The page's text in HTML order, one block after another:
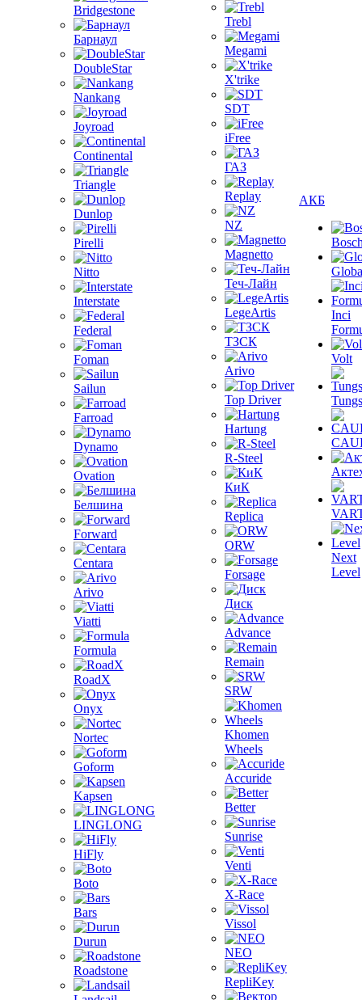
Bridgestone
Барнаул
DoubleStar
Nankang
Joyroad
Continental
Triangle
Dunlop
Pirelli
Nitto
Interstate
Federal
Foman
Sailun
Farroad
Dynamo
Ovation
Белшина
Forward
Centara
Arivo
Viatti
Formula
RoadX
Onyx
Nortec
Goform
Kapsen
LINGLONG
HiFly
Boto
Bars
Durun
Roadstone
Trebl
Megami
X'trike
SDT
iFree
ГАЗ
Replay
NZ
Magnetto
Теч-Лайн
LegeArtis
ТЗСК
Arivo
Top Driver
Hartung
R-Steel
КиК
Replica
ORW
Forsage
Диск
Advance
Remain
SRW
Khomen
Wheels
Accuride
Better
Sunrise
Venti
X-Race
Vissol
NEO
RepliKey
АКБ
Inci
Volt
Next
Level